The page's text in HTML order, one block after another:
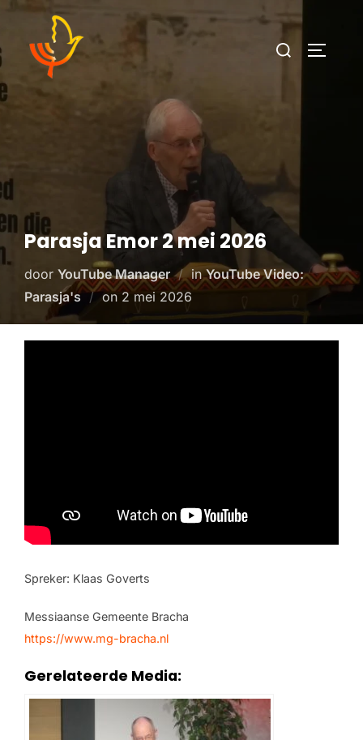
Parasja Emor 2 mei 2026
door YouTube Manager inYouTube Video:
Parasja's
on 2 mei 2026
Spreker: Klaas Goverts
Messiaanse Gemeente Bracha
https://www.mg-bracha.nl
Gerelateerde Media: